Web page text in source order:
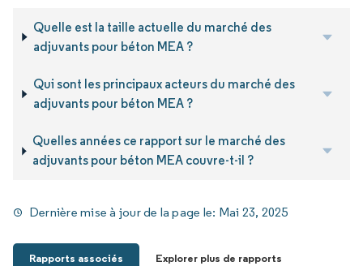
Quelle est la taille actuelle du marché des
adjuvants pour béton MEA ?
Qui sont les principaux acteurs du marché des
adjuvants pour béton MEA ?
Quelles années ce rapport sur le marché des
adjuvants pour béton MEA couvre-t-il ?
Dernière mise à jour de la page le: Mai 23, 2025
Rapports associés Explorer plus de rapports